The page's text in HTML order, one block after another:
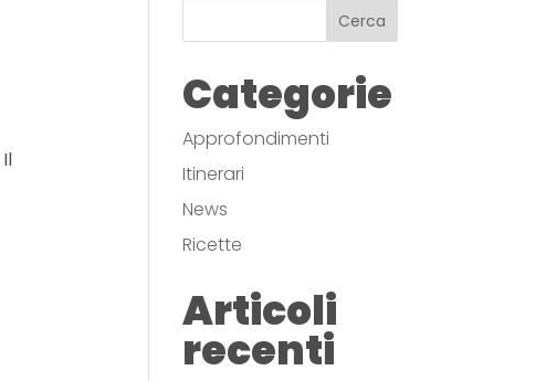
Il
Cerca
Categorie
Approfondimenti
Itinerari
News
Ricette
Articoli
recenti